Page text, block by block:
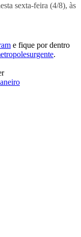
sexta-feira (4/8), às
e fique por dentro
.